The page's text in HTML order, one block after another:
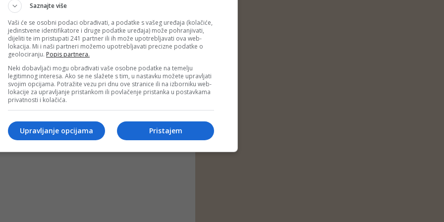
i implementacija njihovih rezultata, uključujući i ispravno
predstavlja osnovni demokratski uvjet za bilo koju zemlju
u EU. Budući izborni rezultati ne mogu biti taoc partijskih
su u zajedničkom saopćenju Mogherini i Hahn.
društvenih mrežaTwitter iFacebook
#Federica Mogherini #johannes hahn
Saznajte više
Vaši će se osobni podaci obrađivati, a podatke s vašeg uređaja (kolačiće,
jedinstvene identifikatore i druge podatke uređaja) može pohranjivati,
dijeliti te im pristupati 241 partner ili ih može upotrebljavati ova web-
lokacija. Mi i naši partneri možemo upotrebljavati precizne podatke o
geolociranju. Popis partnera.
Neki dobavljači mogu obrađivati vaše osobne podatke na temelju
legitimnog interesa. Ako se ne slažete s tim, u nastavku možete upravljati
svojim opcijama. Potražite vezu pri dnu ove stranice ili na izborniku web-
lokacije za upravljanje pristankom ili povlačenje pristanka u postavkama
privatnosti i kolačića.
Pristajem
Upravljanje opcijama